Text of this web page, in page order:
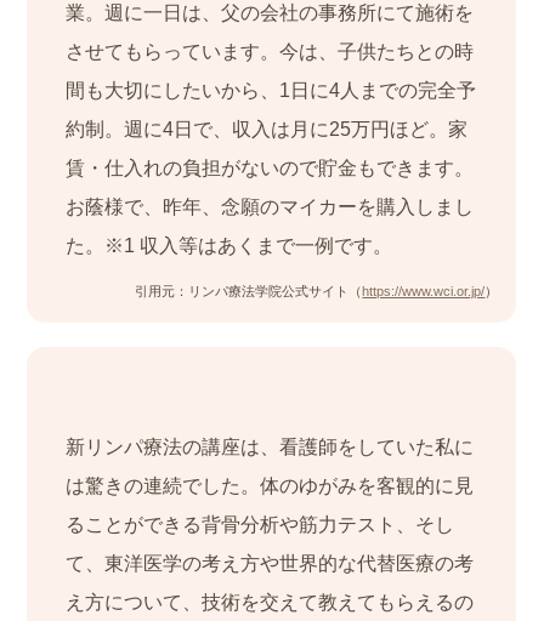
業。週に一日は、父の会社の事務所にて施術を
させてもらっています。今は、子供たちとの時
間も大切にしたいから、1日に4人までの完全予
約制。週に4日で、収入は月に25万円ほど。家
賃・仕入れの負担がないので貯金もできます。
お蔭様で、昨年、念願のマイカーを購入しまし
た。※1 収入等はあくまで一例です。
引用元：リンパ療法学院公式サイト（https://www.wci.or.jp/）
新リンパ療法の講座は、看護師をしていた私に
は驚きの連続でした。体のゆがみを客観的に見
ることができる背骨分析や筋力テスト、そし
て、東洋医学の考え方や世界的な代替医療の考
え方について、技術を交えて教えてもらえるの